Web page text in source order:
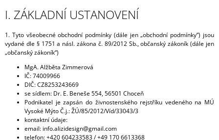
I. ZÁKLADNÍ USTANOVENÍ
1. Tyto všeobecné obchodní podmínky (dále jen „obchodní podmínky“) jsou
vydané dle § 1751 a násl. zákona č. 89/2012 Sb., občanský zákoník (dále jen
„občanský zákoník“)
MgA. Alžběta Zimmerová
IČ: 74009966
DIČ: CZ8253243669
se sídlem: Dr. E. Beneše 554, 56501 Choceň
Podnikatel je zapsán do živnostenského rejstříku vedeného na MÚ
Vysoké Mýto Č.j.: ŽÚ/85/2012/Víd/33043/3
kontaktní údaje:
email: info.alizidesign@gmail.com
telefon: +420 604233583 / +49 170 6613368
E
T
E
N
A